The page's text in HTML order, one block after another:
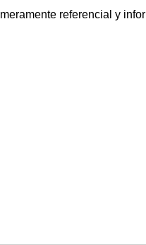
meramente referencial y